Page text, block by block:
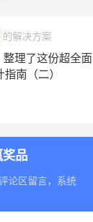
的解决方案
理了这份超全面
南（二）
品
论区留言，系统